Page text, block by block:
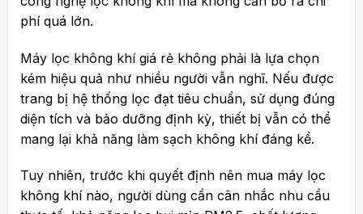
phí quá lớn.
Máy lọc không khí giá rẻ không phải là lựa chọn
kém hiệu quả như nhiều người vẫn nghĩ. Nếu được
trang bị hệ thống lọc đạt tiêu chuẩn, sử dụng đúng
diện tích và bảo dưỡng định kỳ, thiết bị vẫn có thể
mang lại khả năng làm sạch không khí đáng kể.
Tuy nhiên, trước khi quyết định nên mua máy lọc
không khí nào, người dùng cần cân nhắc nhu cầu